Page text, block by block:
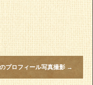
プロフィール写真撮影 →